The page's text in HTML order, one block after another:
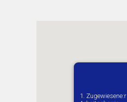
1. Zugewiesene:r